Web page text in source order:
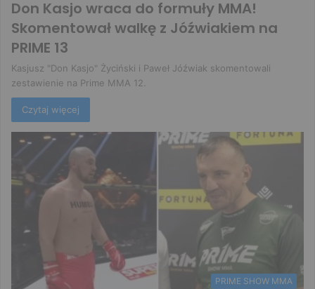
Don Kasjo wraca do formuły MMA!
Skomentował walkę z Jóźwiakiem na
PRIME 13
Kasjusz "Don Kasjo" Życiński i Paweł Jóźwiak skomentowali
zestawienie na Prime MMA 12.
Czytaj więcej
PRIME SHOW MMA